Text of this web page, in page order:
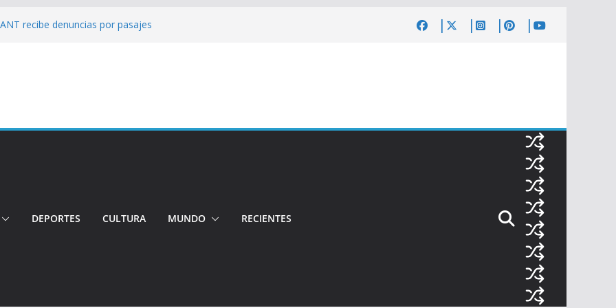
recibe denuncias por pasajes
Dos jóvenes quiteños desaparecen
irregulares fueron detectados en el
DEPORTES CULTURA MUNDO RECIENTES